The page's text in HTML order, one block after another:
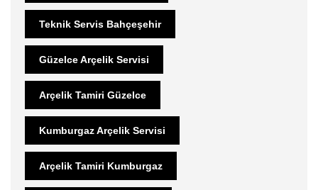
Teknik Servis Bahçeşehir
Güzelce Arçelik Servisi
Arçelik Tamiri Güzelce
Kumburgaz Arçelik Servisi
Arçelik Tamiri Kumburgaz